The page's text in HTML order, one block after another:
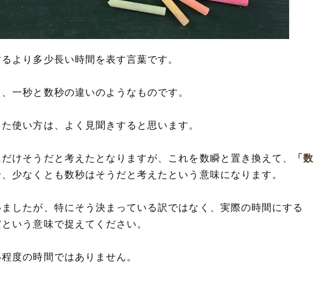
より多少長い時間を表す言葉です。
一秒と数秒の違いのようなものです。
た使い方は、よく見聞きすると思います。
けそうだと考えたとなりますが、これを数瞬と置き換えて、
「数
少なくとも数秒はそうだと考えたという意味になります。
したが、特にそう決まっている訳ではなく、実際の時間にする
いう意味で捉えてください。
度の時間ではありません。